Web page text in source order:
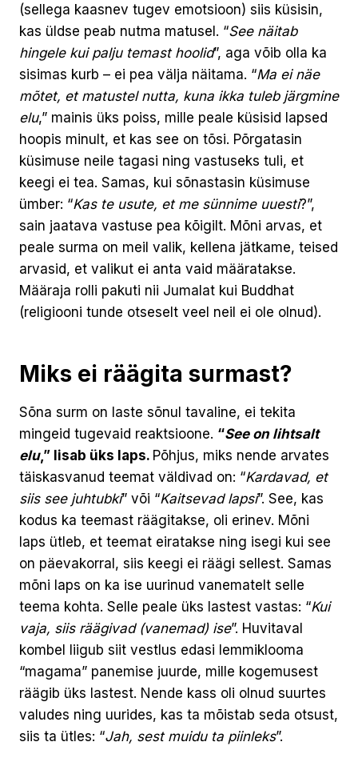
(sellega kaasnev tugev emotsioon) siis küsisin,
kas üldse peab nutma matusel. “See näitab
hingele kui palju temast hoolid”, aga võib olla ka
sisimas kurb – ei pea välja näitama. “Ma ei näe
mõtet, et matustel nutta, kuna ikka tuleb järgmine
elu,” mainis üks poiss, mille peale küsisid lapsed
hoopis minult, et kas see on tõsi. Põrgatasin
küsimuse neile tagasi ning vastuseks tuli, et
keegi ei tea. Samas, kui sõnastasin küsimuse
ümber: “Kas te usute, et me sünnime uuesti?”,
sain jaatava vastuse pea kõigilt. Mõni arvas, et
peale surma on meil valik, kellena jätkame, teised
arvasid, et valikut ei anta vaid määratakse.
Määraja rolli pakuti nii Jumalat kui Buddhat
(religiooni tunde otseselt veel neil ei ole olnud).
Miks ei räägita surmast?
Sõna surm on laste sõnul tavaline, ei tekita
mingeid tugevaid reaktsioone. “See on lihtsalt
elu,” lisab üks laps. Põhjus, miks nende arvates
täiskasvanud teemat väldivad on: “Kardavad, et
siis see juhtubki” või “Kaitsevad lapsi”. See, kas
kodus ka teemast räägitakse, oli erinev. Mõni
laps ütleb, et teemat eiratakse ning isegi kui see
on päevakorral, siis keegi ei räägi sellest. Samas
mõni laps on ka ise uurinud vanematelt selle
teema kohta. Selle peale üks lastest vastas: “Kui
vaja, siis räägivad (vanemad) ise”. Huvitaval
kombel liigub siit vestlus edasi lemmiklooma
“magama” panemise juurde, mille kogemusest
räägib üks lastest. Nende kass oli olnud suurtes
valudes ning uurides, kas ta mõistab seda otsust,
siis ta ütles: “Jah, sest muidu ta piinleks”.